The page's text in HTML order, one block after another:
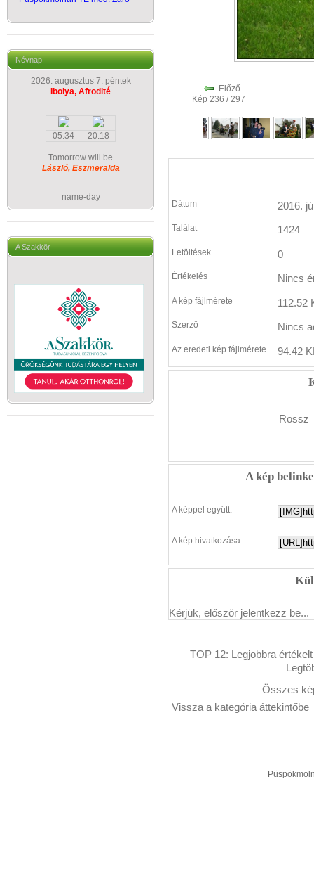
Névnap
2026. augusztus 7. péntek
Ibolya, Afrodité
05:34 20:18
Tomorrow will be
László, Eszmeralda
name-day
A Szakkör
Előző
Kép 236 / 297
Dátum 2016.
Találat 1424
Letöltések 0
Értékelés Nincs
A kép fájlmérete 112.52
Szerző Nincs
Az eredeti kép fájlmérete 94.42
Rossz
A kép
A képpel együtt:
A kép hivatkozása:
Kérjük, először jelentkezz be...
TOP 12: Legjobbra értékelt
Összes
Vissza a kategória áttekintőbe